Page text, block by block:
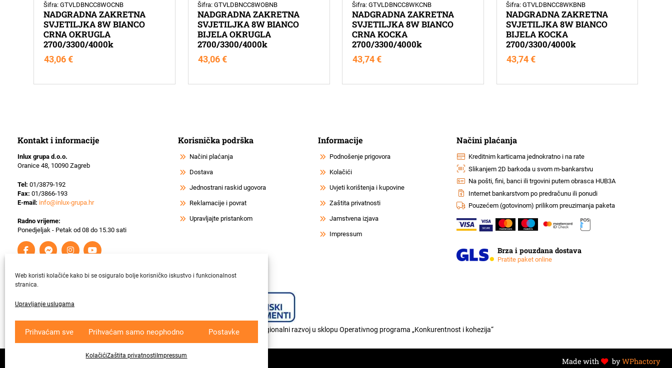
Web koristi kolačiće kako bi se osiguralo bolje korisničko iskustvo i funkcionalnost
stranica.
Upravljanje uslugama
Prihvaćam sve Prihvaćam samo neophodno Postavke
KolačićiZaštita privatnosti Impressum
Šifra: GTVLDBNCC8WOCNB
NADGRADNA ZAKRETNA
SVJETILJKA 8W BIANCO
CRNA OKRUGLA
2700/3300/4000k
43,06 €
Šifra: GTVLDBNCC8WOBNB
NADGRADNA ZAKRETNA
SVJETILJKA 8W BIANCO
BIJELA OKRUGLA
2700/3300/4000k
43,06€
Šifra: GTVLDBNCC8WKCNB
NADGRADNA ZAKRETNA
SVJETILJKA 8W BIANCO
CRNA KOCKA
2700/3300/4000k
43,74 €
Šifra: GTVLDBNCC8WKBNB
NADGRADNA ZAKRETNA
SVJETILJKA 8W BIANCO
BIJELA KOCKA
2700/3300/4000k
43,74€
Kontakt i informacije
Inlux grupa d.o.o.
Oranice 48, 10090 Zagreb
Tel: 01/3879-192
Fax: 01/3866-193
E-mail: info@inlux-grupa.hr
Radno vrijeme:
Ponedjeljak - Petak od 08 do 15.30 sati
Korisnička podrška
Načini plaćanja
Dostava
Jednostrani raskid ugovora
Reklamacije i povrat
Upravljajte pristankom
Informacije
Podnošenje prigovora
Kolačići
Uvjeti korištenja i kupovine
Zaštita privatnosti
Jamstvena izjava
Impressum
Načini plaćanja
Kreditnim karticama jednokratno i na rate
Slikanjem 2D barkoda u svom m-bankarstvu
Na pošti, fini, banci ili trgovini putem obrasca HUB3A
Internet bankarstvom po predračunu ili ponudi
Pouzećem (gotovinom) prilikom preuzimanja paketa
Brza i pouzdana dostava
Pratite paket online
Krajnji primatelj ﬁnancijskog instrumenta suﬁnanciranog iz Europskog fonda za regionalni razvoj u sklopu Operativnog programa „Konkurentnost i kohezija“
Made with byWPhactory